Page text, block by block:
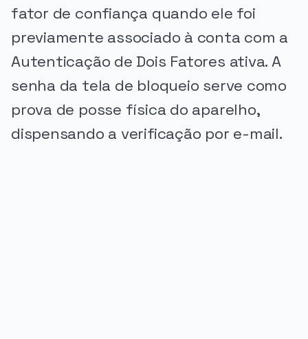
fator de confiança quando ele foi
previamente associado à conta com a
Autenticação de Dois Fatores ativa. A
senha da tela de bloqueio serve como
prova de posse física do aparelho,
dispensando a verificação por e-mail.